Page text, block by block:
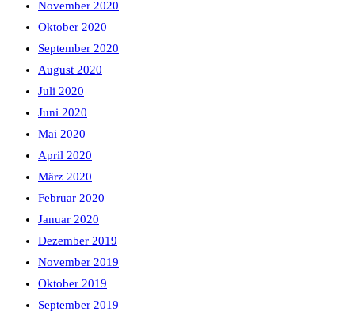
November 2020
Oktober 2020
September 2020
August 2020
Juli 2020
Juni 2020
Mai 2020
April 2020
März 2020
Februar 2020
Januar 2020
Dezember 2019
November 2019
Oktober 2019
September 2019